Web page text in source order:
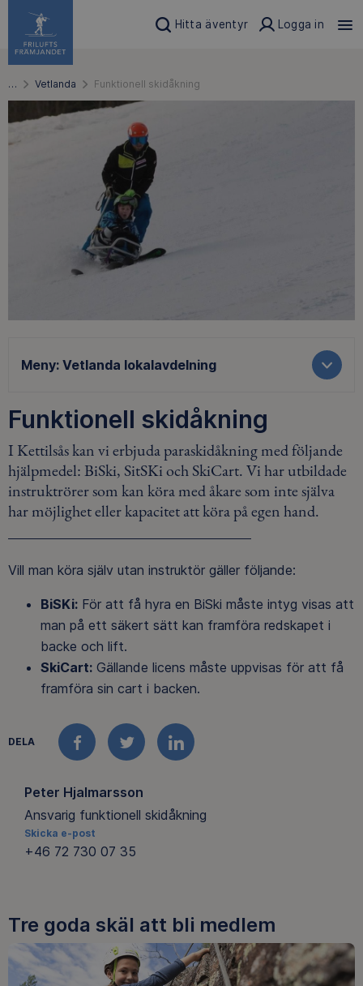
Hitta äventyr Logga in
… Vetlanda Funktionell skidåkning
Meny: Vetlanda lokalavdelning
Funktionell skidåkning
I Kettilsås kan vi erbjuda paraskidåkning med följande
hjälpmedel: BiSki, SitSKi och SkiCart. Vi har utbildade
instruktrörer som kan köra med åkare som inte själva
har möjlighet eller kapacitet att köra på egen hand.
Vill man köra själv utan instruktör gäller följande:
BiSKi: För att få hyra en BiSki måste intyg visas att
man på ett säkert sätt kan framföra redskapet i
backe och lift.
SkiCart: Gällande licens måste uppvisas för att få
framföra sin cart i backen.
DELA
FACEBOOKTWITTERLINKEDIN
Peter Hjalmarsson
Ansvarig funktionell skidåkning
Skicka e-post
+46 72 730 07 35
Tre goda skäl att bli medlem